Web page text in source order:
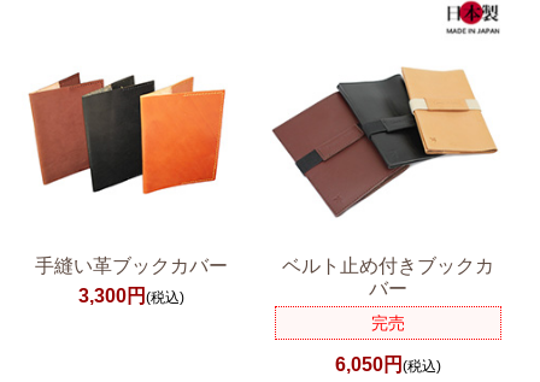
手縫い革ブックカバー
3,300円(税込)
ベルト止め付きブックカ
バー
完売
6,050円 (税込)